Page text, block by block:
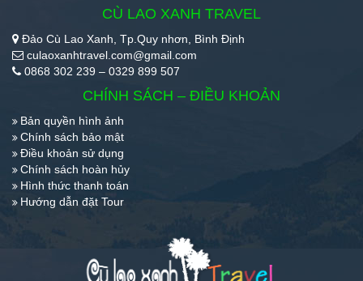
CÙ LAO XANH TRAVEL
Đảo Cù Lao Xanh, Tp.Quy nhơn, Bình Định
culaoxanhtravel.com@gmail.com
0868 302 239 – 0329 899 507
CHÍNH SÁCH – ĐIỀU KHOẢN
Bản quyền hình ảnh
Chính sách bảo mật
Điều khoản sử dụng
Chính sách hoàn hủy
Hình thức thanh toán
Hướng dẫn đặt Tour